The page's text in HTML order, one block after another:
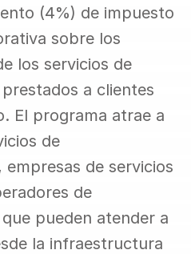
(4%) de impuesto
sobre los
los servicios de
a clientes
El programa atrae a
de
de servicios
de
pueden atender a
la infraestructura